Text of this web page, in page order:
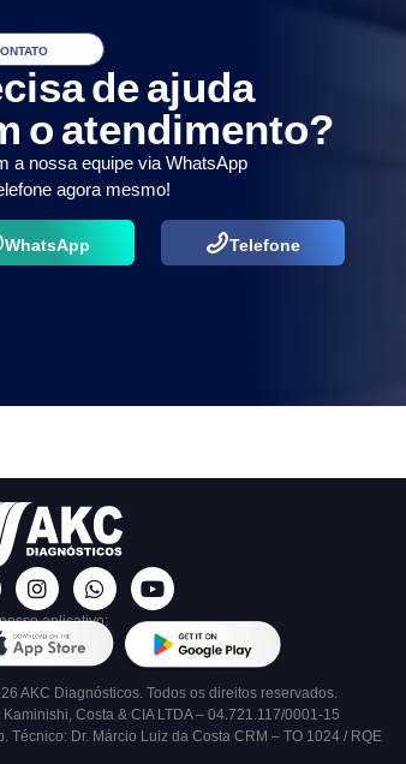
de ajuda
o atendimento?
a nossa equipe via WhatsApp
agora mesmo!
WhatsApp Telefone
aplicativo:
AKC Diagnósticos. Todos os direitos reservados.
Kaminishi, Costa & CIA LTDA – 04.721.117/0001-15
Técnico: Dr. Márcio Luiz da Costa CRM – TO 1024 / RQE